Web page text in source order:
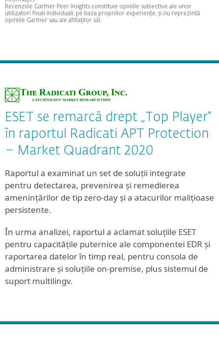
Recenziile Gartner Peer Insights constituie opiniile subiective ale unor
utilizatori finali individuali, pe baza propriilor experiențe, și nu reprezintă
opiniile Gartner sau ale afiliaților săi.
ESET se remarcă drept „Top Player”
în raportul Radicati APT Protection
– Market Quadrant 2020
Raportul a examinat un set de soluții integrate
pentru detectarea, prevenirea și remedierea
amenințărilor de tip zero-day și a atacurilor malițioase
persistente.
În urma analizei, raportul a aclamat soluțiile ESET
pentru capacitățile puternice ale componentei EDR și
raportarea datelor în timp real, pentru consola de
administrare și soluțiile on-premise, plus sistemul de
suport multilingv.